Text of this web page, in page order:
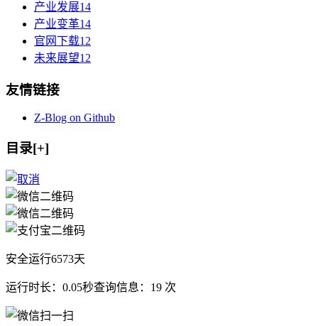
产业发展14
产业变革14
官网下载12
未来展望12
友情链接
Z-Blog on Github
目录[+]
安全运行6573天
运行时长：0.05秒查询信息：19 次